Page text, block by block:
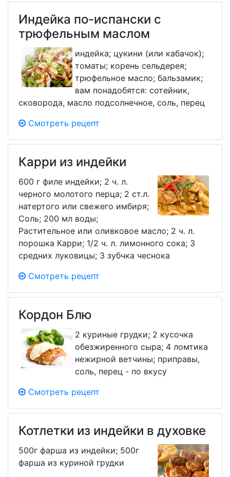
Индейка по-испански с
трюфельным маслом
индейка; цукини (или кабачок);
томаты; корень сельдерея;
трюфельное масло; бальзамик;
вам понадобятся: сотейник,
сковорода, масло подсолнечное, соль, перец
Смотреть рецепт
Карри из индейки
600 г филе индейки; 2 ч. л.
черного молотого перца; 2 ст.л.
натертого или свежего имбиря;
Соль; 200 мл воды;
Растительное или оливковое масло; 2 ч. л.
порошка Карри; 1/2 ч. л. лимонного сока; 3
средних луковицы; 3 зубчка чеснока
Смотреть рецепт
Кордон Блю
2 куриные грудки; 2 кусочка
обезжиренного сыра; 4 ломтика
нежирной ветчины; приправы,
соль, перец - по вкусу
Смотреть рецепт
Котлетки из индейки в духовке
500г фарша из индейки; 500г
фарша из куриной грудки